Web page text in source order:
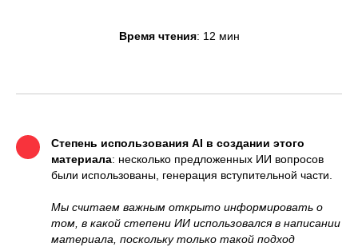
Время чтения: 12 мин
Степень использования AI в создании этого
материала: несколько предложенных ИИ вопросов
были использованы, генерация вступительной части.
Мы считаем важным открыто информировать о
том, в какой степени ИИ использовался в написании
материала, поскольку только такой подход